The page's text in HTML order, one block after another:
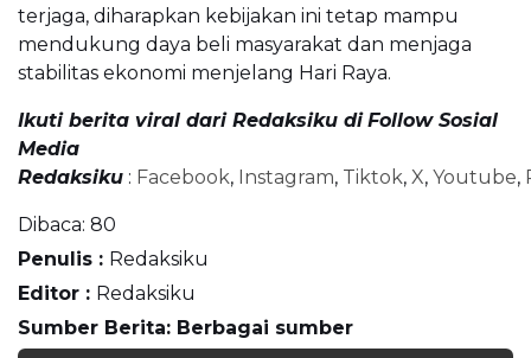
terjaga, diharapkan kebijakan ini tetap mampu
mendukung daya beli masyarakat dan menjaga
stabilitas ekonomi menjelang Hari Raya.
Ikuti berita viral dari Redaksiku di Follow Sosial
Media
Redaksiku : Facebook, Instagram, Tiktok, X, Youtube,
Dibaca: 80
Penulis : Redaksiku
Editor : Redaksiku
Sumber Berita: Berbagai sumber